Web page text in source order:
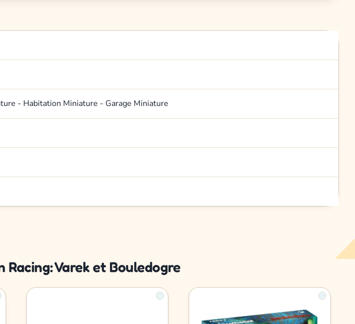
- Habitation Miniature - Garage Miniature
Varek et Bouledogre